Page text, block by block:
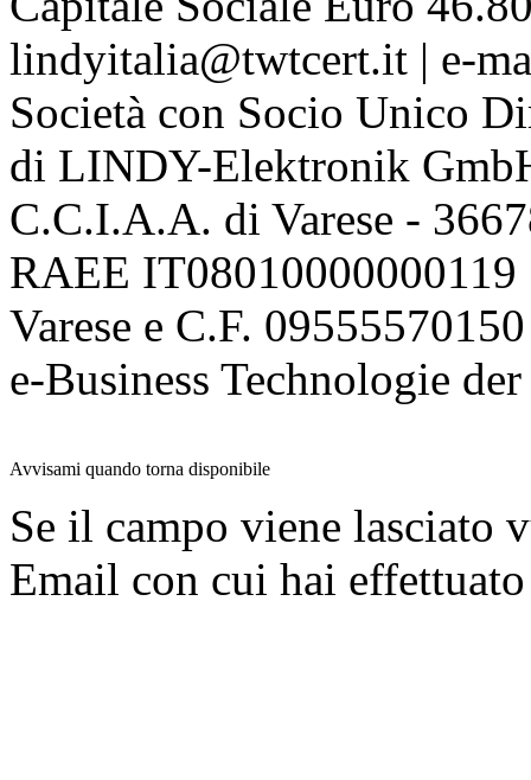
lindyitalia@twtcert.it | e-
Società con Socio Unico
di LINDY-Elektronik
C.C.I.A.A. di Varese -
RAEE
Varese e C.F. 09555570150
e-Business Technologie
Avvisami quando torna disponibile
Se il campo viene lasciato
Email con cui hai